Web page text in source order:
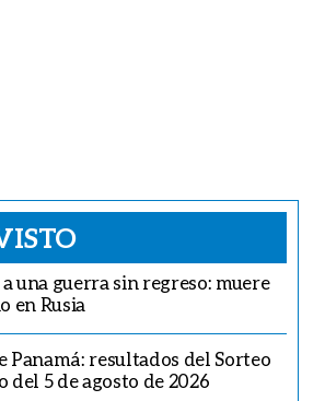
una guerra sin regreso: muere
en Rusia
Panamá: resultados del Sorteo
del 5 de agosto de 2026